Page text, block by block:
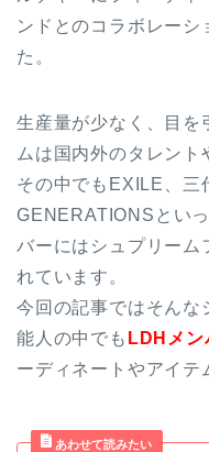
ンドとのコラボレーシ
た。
生産量が少なく、目を
ムは国内外のタレント
その中でもEXILE、三
GENERATIONSとい
バーにはシュプリーム
れています。
今回の記事ではそんな
能人の中でも LDHメン
ーディネートやアイテ